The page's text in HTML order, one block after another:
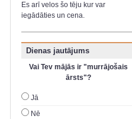
Es arī velos šo tēju kur var
iegādāties un cena.
Dienas jautājums
Vai Tev mājās ir "murrājošais
ārsts"?
Jā
Nē